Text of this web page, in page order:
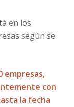
en los
según se
empresas,
con
la fecha